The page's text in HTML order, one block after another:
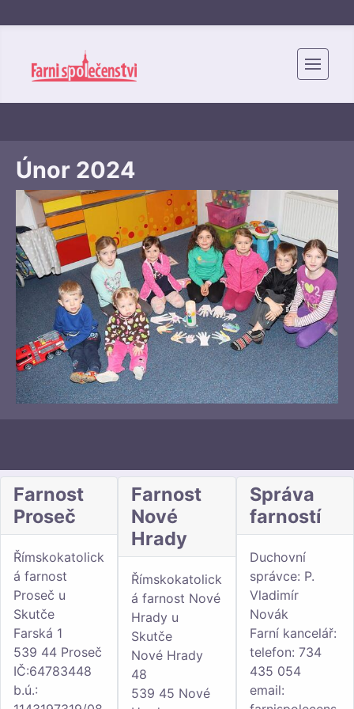
Únor 2024
Farnost
Proseč
Římskokatolick
á farnost
Proseč u
Skutče
Farská 1
539 44 Proseč
IČ:64783448
b.ú.:
Farnost
Nové
Hrady
Římskokatolick
á farnost Nové
Hrady u
Skutče
Nové Hrady
48
539 45 Nové
Správa
farností
Duchovní
správce: P.
Vladimír
Novák
Farní kancelář:
telefon: 734
435 054
email: